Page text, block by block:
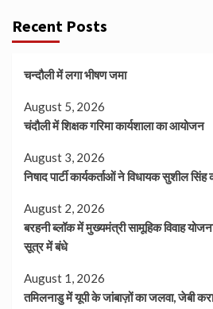
Recent Posts
चन्दौली में लगा भीषण जमा
August 5, 2026
चंदौली में शिक्षक गरिमा कार्यशाला का आयोजन
August 3, 2026
निषाद पार्टी कार्यकर्ताओं ने विधायक सुशील
August 2, 2026
बरहनी ब्लॉक में मुख्यमंत्री सामूहिक विवाह
सूत्र में बंधे
August 1, 2026
तमिलनाडु में यूपी के जांबाज़ों का जलवा, जेबी